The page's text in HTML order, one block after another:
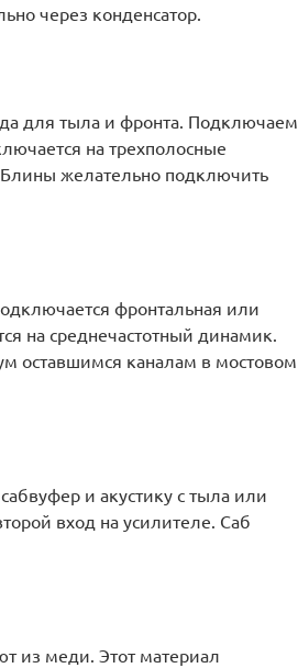
через конденсатор.
для тыла и фронта. Подключаем
на трехполосные
желательно подключить
фронтальная или
на среднечастотный динамик.
оставшимся каналам в мостовом
и акустику с тыла или
вход на усилителе. Саб
из меди. Этот материал